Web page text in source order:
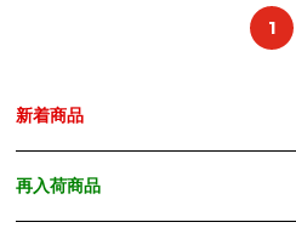
1
新着商品
再入荷商品